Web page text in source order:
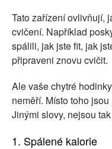
Tato zařízení ovlivňují,
cvičení. Například
spálili, jak jste fit, jak
připraveni znovu cvičit.
Ale vaše chytré
neměří. Místo toho
Jinými slovy, nejsou
1. Spálené kalorie